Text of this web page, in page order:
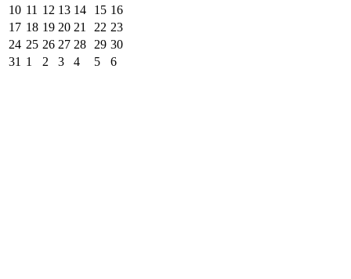
10 11 12 13 14 15 16
17 18 19 20 21 22 23
24 25 26 27 28 29 30
31 1 2 3 4 5 6